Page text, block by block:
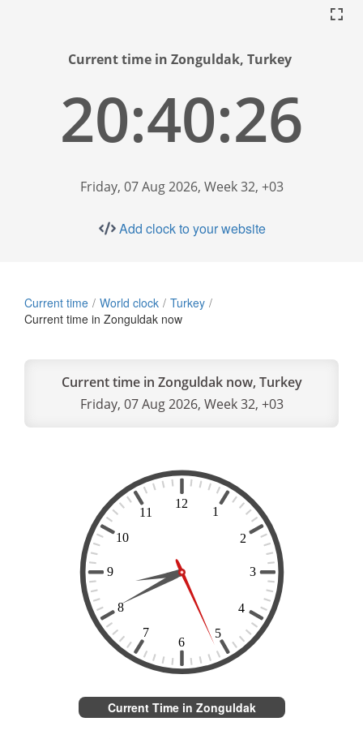
Current time in Zonguldak, Turkey
20:40:27
Friday, 07 Aug 2026, Week 32, +03
Add clock to your website
Current time World clock
Turkey
Current time in Zonguldak now
Current time in Zonguldak now, Turkey
Friday, 07 Aug 2026, Week 32, +03
Current Time in Zonguldak